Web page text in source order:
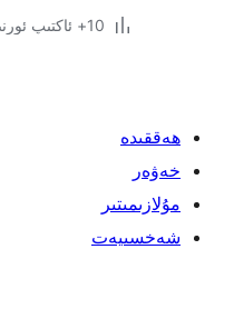
10+ ئاكتىپ ئورنىتىش
ھەققىدە
خەۋەر
مۇلازىمىتىر
شەخسىيەت